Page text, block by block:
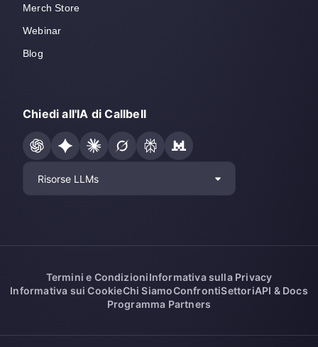
Merch Store
Webinar
Blog
Chiedi all'IA di Callbell
Risorse LLMs
Termini e CondizioniInformativa sulla Privacy
Informativa sui CookieChi SiamoConfrontiSettoriAPI & Docs
Programma Partners